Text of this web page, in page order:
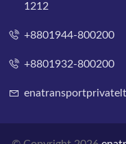
1212
+8801944-800200
+8801932-800200